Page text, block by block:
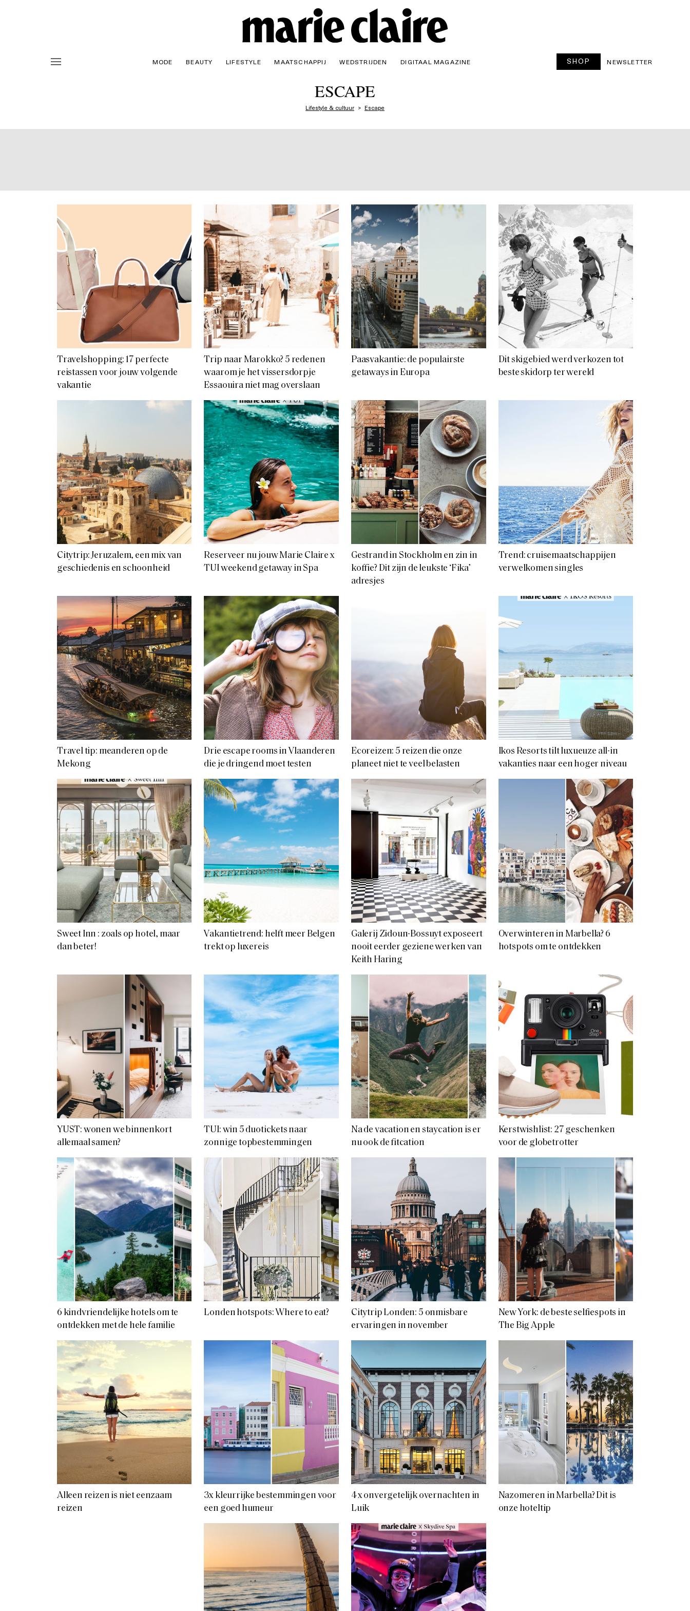
MODE BEAUTY LIFESTYLE MAATSCHAPPIJ WEDSTRIJDEN DIGITAAL MAGAZINE SHOP NEWSLETTER
ESCAPE
Lifestyle & cultuur Escape
Travelshopping: 17 perfecte
reistassen voor jouw volgende
vakantie
Trip naar Marokko? 5 redenen
waarom je het vissersdorpje
Essaouira niet mag overslaan
Paasvakantie: de populairste
getaways in Europa
Dit skigebied werd verkozen tot
beste skidorp ter wereld
Citytrip: Jeruzalem, een mix van
geschiedenis en schoonheid
Reserveer nu jouw Marie Claire x
TUI weekend getaway in Spa
Gestrand in Stockholm en zin in
koffie? Dit zijn de leukste ‘Fika’
adresjes
Trend: cruisemaatschappijen
verwelkomen singles
Travel tip: meanderen op de
Mekong
Drie escape rooms in Vlaanderen
die je dringend moet testen
Ecoreizen: 5 reizen die onze
planeet niet te veel belasten
Ikos Resorts tilt luxueuze all-in
vakanties naar een hoger niveau
Sweet Inn : zoals op hotel, maar
dan beter!
Vakantietrend: helft meer Belgen
trekt op luxereis
Galerij Zidoun-Bossuyt exposeert
nooit eerder geziene werken van
Keith Haring
Overwinteren in Marbella? 6
hotspots om te ontdekken
YUST: wonen we binnenkort
allemaal samen?
TUI: win 5 duotickets naar
zonnige topbestemmingen
Na de vacation en staycation is er
nu ook de fitcation
Kerstwishlist: 27 geschenken
voor de globetrotter
6 kindvriendelijke hotels om te
ontdekken met de hele familie
Londen hotspots: Where to eat?
Citytrip Londen: 5 onmisbare
ervaringen in november
New York: de beste selfiespots in
The Big Apple
Alleen reizen is niet eenzaam
reizen
3x kleurrijke bestemmingen voor
een goed humeur
4 x onvergetelijk overnachten in
Luik
Nazomeren in Marbella? Dit is
onze hoteltip